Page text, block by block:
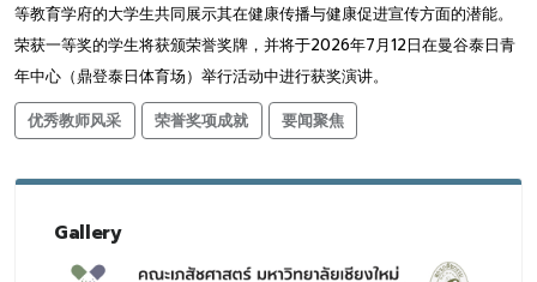
等教育学府的大学生共同展示其在健康传播与健康促进宣传方面的潜能。
荣获一等奖的学生将获颁荣誉奖牌，并将于2026年7月12日在曼谷泰日青
年中心（鼎登泰日体育场）举行活动中进行获奖演讲。
优秀教师风采
荣誉奖项成就 要闻聚焦
Gallery